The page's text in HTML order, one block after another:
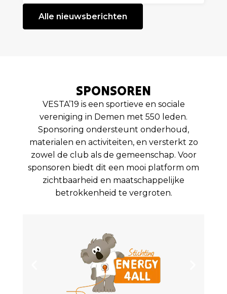
Alle nieuwsberichten
SPONSOREN
VESTA’19 is een sportieve en sociale
vereniging in Demen met 550 leden.
Sponsoring ondersteunt onderhoud,
materialen en activiteiten, en versterkt zo
zowel de club als de gemeenschap. Voor
sponsoren biedt dit een mooi platform om
zichtbaarheid en maatschappelijke
betrokkenheid te vergroten.